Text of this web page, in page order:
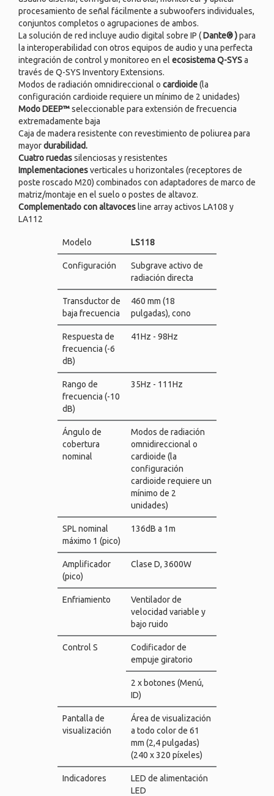
procesamiento de señal fácilmente a subwoofers individuales,
conjuntos completos o agrupaciones de ambos.
La solución de red incluye audio digital sobre IP (Dante®)para
la interoperabilidad con otros equipos de audio y una perfecta
integración de control y monitoreo en el ecosistema Q-SYSa
través de Q-SYS Inventory Extensions.
Modos de radiación omnidireccional o cardioide(la
configuración cardioide requiere un mínimo de 2 unidades)
Modo DEEP™seleccionable para extensión de frecuencia
extremadamente baja
Caja de madera resistente con revestimiento de poliurea para
mayordurabilidad.
Cuatro ruedassilenciosas y resistentes
Implementacionesverticales u horizontales (receptores de
poste roscado M20) combinados con adaptadores de marco de
matriz/montaje en el suelo o postes de altavoz.
Complementado con altavoces line array activos LA108 y
LA112
Modelo LS118
Configuración
Subgrave activo de
radiación directa
Transductor de
baja frecuencia
460 mm (18
pulgadas), cono
Respuesta de
frecuencia (-6
dB)
41Hz - 98Hz
Rango de
frecuencia (-10
dB)
35Hz - 111Hz
Ángulo de
cobertura
nominal
Modos de radiación
omnidireccional o
cardioide (la
configuración
cardioide requiere un
mínimo de 2
unidades)
SPL nominal
máximo 1 (pico)
136dB a 1m
Amplificador
(pico)
Clase D, 3600W
Enfriamiento
Ventilador de
velocidad variable y
bajo ruido
Control S
Codificador de
empuje giratorio
2 x botones (Menú,
ID)
Pantalla de
visualización
Área de visualización
a todo color de 61
mm (2,4 pulgadas)
(240 x 320 píxeles)
Indicadores
LED de alimentación
LED